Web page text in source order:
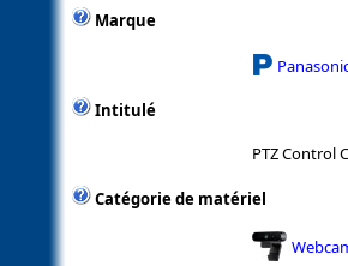
Marque
Intitulé
PTZ Control
Catégorie de matériel